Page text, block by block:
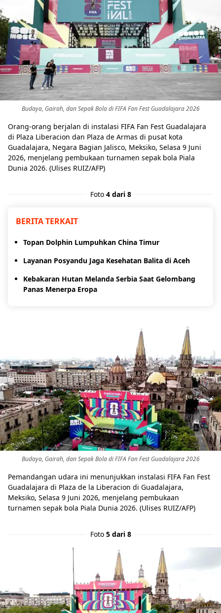
Budaya, Gairah, dan Sepak Bola di FIFA Fan Fest Guadalajara 2026
Orang-orang berjalan di instalasi FIFA Fan Fest Guadalajara
di Plaza Liberacion dan Plaza de Armas di pusat kota
Guadalajara, Negara Bagian Jalisco, Meksiko, Selasa 9 Juni
2026, menjelang pembukaan turnamen sepak bola Piala
Dunia 2026. (Ulises RUIZ/AFP)
Foto 4 dari 8
BERITA TERKAIT
Topan Dolphin Lumpuhkan China Timur
Layanan Posyandu Jaga Kesehatan Balita di Aceh
Kebakaran Hutan Melanda Serbia Saat Gelombang
Panas Menerpa Eropa
Budaya, Gairah, dan Sepak Bola di FIFA Fan Fest Guadalajara 2026
Pemandangan udara ini menunjukkan instalasi FIFA Fan Fest
Guadalajara di Plaza de la Liberacion di Guadalajara,
Meksiko, Selasa 9 Juni 2026, menjelang pembukaan
turnamen sepak bola Piala Dunia 2026. (Ulises RUIZ/AFP)
Foto 5 dari 8